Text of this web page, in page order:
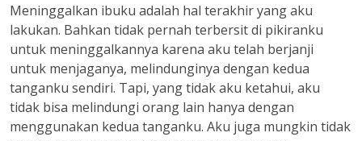
Meninggalkan ibuku adalah hal terakhir yang aku
lakukan. Bahkan tidak pernah terbersit di pikiranku
untuk meninggalkannya karena aku telah berjanji
untuk menjaganya, melindunginya dengan kedua
tanganku sendiri. Tapi, yang tidak aku ketahui, aku
tidak bisa melindungi orang lain hanya dengan
menggunakan kedua tanganku. Aku juga mungkin tidak